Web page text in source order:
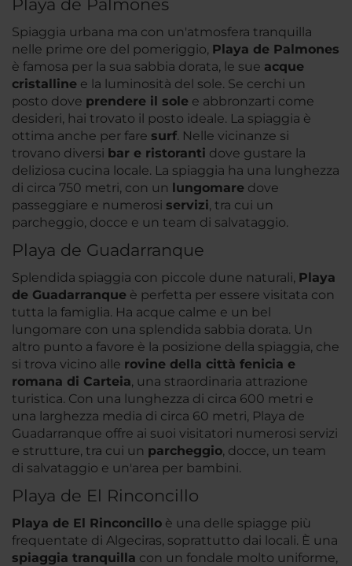
Playa de Palmones
Spiaggia urbana ma con un'atmosfera tranquilla
nelle prime ore del pomeriggio, Playa de Palmones
è famosa per la sua sabbia dorata, le sue acque
cristalline e la luminosità del sole. Se cerchi un
posto dove prendere il sole e abbronzarti come
desideri, hai trovato il posto ideale. La spiaggia è
ottima anche per fare surf. Nelle vicinanze si
trovano diversi bar e ristoranti dove gustare la
deliziosa cucina locale. La spiaggia ha una lunghezza
di circa 750 metri, con un lungomare dove
passeggiare e numerosi servizi, tra cui un
parcheggio, docce e un team di salvataggio.
Playa de Guadarranque
Splendida spiaggia con piccole dune naturali, Playa
de Guadarranque è perfetta per essere visitata con
tutta la famiglia. Ha acque calme e un bel
lungomare con una splendida sabbia dorata. Un
altro punto a favore è la posizione della spiaggia, che
si trova vicino alle rovine della città fenicia e
romana di Carteia, una straordinaria attrazione
turistica. Con una lunghezza di circa 600 metri e
una larghezza media di circa 60 metri, Playa de
Guadarranque offre ai suoi visitatori numerosi servizi
e strutture, tra cui un parcheggio, docce, un team
di salvataggio e un'area per bambini.
Playa de El Rinconcillo
Playa de El Rinconcillo è una delle spiagge più
frequentate di Algeciras, soprattutto dai locali. È una
spiaggia tranquilla con un fondale molto uniforme,